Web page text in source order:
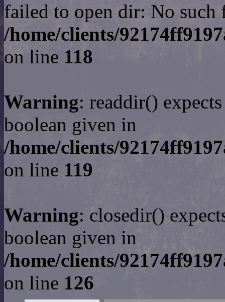
failed to open dir: No
/home/clients/
on line 118
Warning: readdir()
boolean given in
/home/clients/
on line 119
Warning: closedir()
boolean given in
/home/clients/
on line 126